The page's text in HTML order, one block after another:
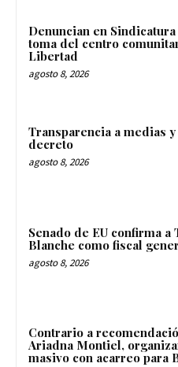
Denuncian en
toma del centro
Libertad
agosto 8, 2026
Transparencia a medias
decreto
agosto 8, 2026
Senado de EU confirma a
Blanche como fiscal
agosto 8, 2026
Contrario a
Ariadna Montiel,
masivo con acarreo para